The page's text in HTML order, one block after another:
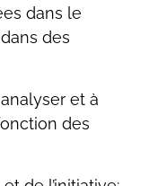
dans le
des
et à
des